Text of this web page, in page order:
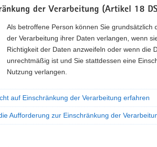
der Verarbeitung (Artikel 18
Als betroffene Person können Sie grundsätzlich
der Verarbeitung ihrer Daten verlangen, wenn
Richtigkeit der Daten anzweifeln oder wenn die
unrechtmäßig ist und Sie stattdessen eine
Nutzung verlangen.
auf Einschränkung der Verarbeitung erfahren
Aufforderung zur Einschränkung der